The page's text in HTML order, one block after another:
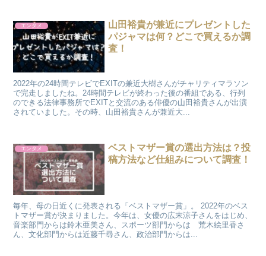
エンタメ
山田裕貴が兼近にプレゼントした
パジャマは何？どこで買えるか調
査！
2022年の24時間テレビでEXITの兼近大樹さんがチャリティマラソン
で完走しましたね。24時間テレビが終わった後の番組である、行列
のできる法律事務所でEXITと交流のある俳優の山田裕貴さんが出演
されていました。その時、山田裕貴さんが兼近大...
エンタメ
ベストマザー賞の選出方法は？投
稿方法など仕組みについて調査！
毎年、母の日近くに発表される「ベストマザー賞」。 2022年のベス
トマザー賞が決まりました。今年は、女優の広末涼子さんをはじめ、
音楽部門からは鈴木亜美さん、スポーツ部門からは 荒木絵里香さ
ん、文化部門からは近藤千尋さん、政治部門からは...